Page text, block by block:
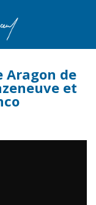
Aragon de
et